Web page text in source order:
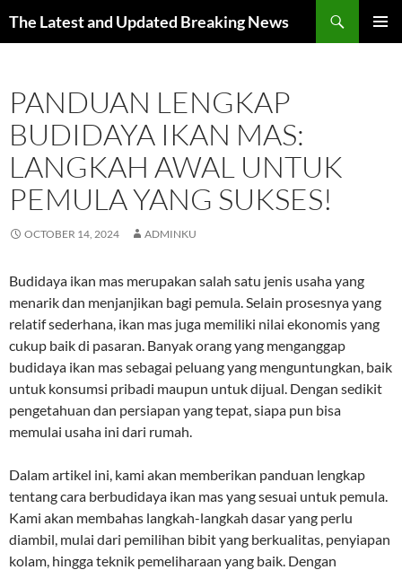
The Latest and Updated Breaking News
PANDUAN LENGKAP
BUDIDAYA IKAN MAS:
LANGKAH AWAL UNTUK
PEMULA YANG SUKSES!
OCTOBER 14, 2024 ADMINKU
Budidaya ikan mas merupakan salah satu jenis usaha yang
menarik dan menjanjikan bagi pemula. Selain prosesnya yang
relatif sederhana, ikan mas juga memiliki nilai ekonomis yang
cukup baik di pasaran. Banyak orang yang menganggap
budidaya ikan mas sebagai peluang yang menguntungkan, baik
untuk konsumsi pribadi maupun untuk dijual. Dengan sedikit
pengetahuan dan persiapan yang tepat, siapa pun bisa
memulai usaha ini dari rumah.
Dalam artikel ini, kami akan memberikan panduan lengkap
tentang cara berbudidaya ikan mas yang sesuai untuk pemula.
Kami akan membahas langkah-langkah dasar yang perlu
diambil, mulai dari pemilihan bibit yang berkualitas, penyiapan
kolam, hingga teknik pemeliharaan yang baik. Dengan